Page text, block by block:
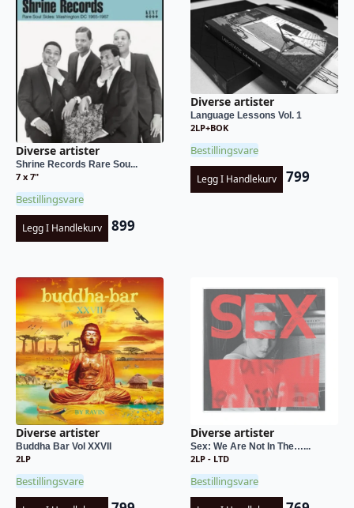
Diverse artister
Shrine Records Rare Sou...
7 x 7"
Bestillingsvare
Legg I Handlekurv 899
Diverse artister
Language Lessons Vol. 1
2LP+BOK
Bestillingsvare
Legg I Handlekurv 799
Diverse artister
Buddha Bar Vol XXVII
2LP
Bestillingsvare
Diverse artister
Sex: We Are Not In The…...
2LP - LTD
Bestillingsvare